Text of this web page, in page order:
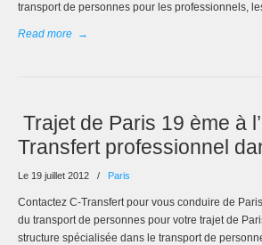
transport de personnes pour les professionnels,
Read more →
Trajet de Paris 19 ème à
Transfert professionnel
Le 19 juillet 2012 / Paris
Contactez C-Transfert pour vous conduire de
du transport de personnes pour votre trajet de
structure spécialisée dans le transport de